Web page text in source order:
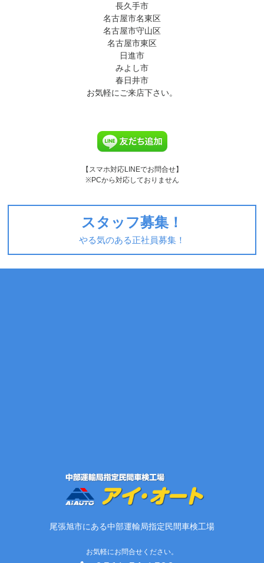
長久手市
名古屋市名東区
名古屋市守山区
名古屋市東区
日進市
みよし市
春日井市
お気軽にご来店下さい。
【スマホ対応LINEでお問合せ】
※PCから対応しておりません
スタッフ募集！
やる気のある正社員募集！
尾張旭市にある中部運輸局指定民間車検工場
お気軽にお問合せください。